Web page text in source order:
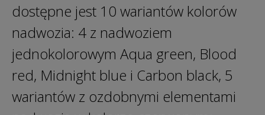
dostępne jest 10 wariantów kolorów
nadwozia: 4 z nadwoziem
jednokolorowym Aqua green, Blood
red, Midnight blue i Carbon black, 5
wariantów z ozdobnymi elementami